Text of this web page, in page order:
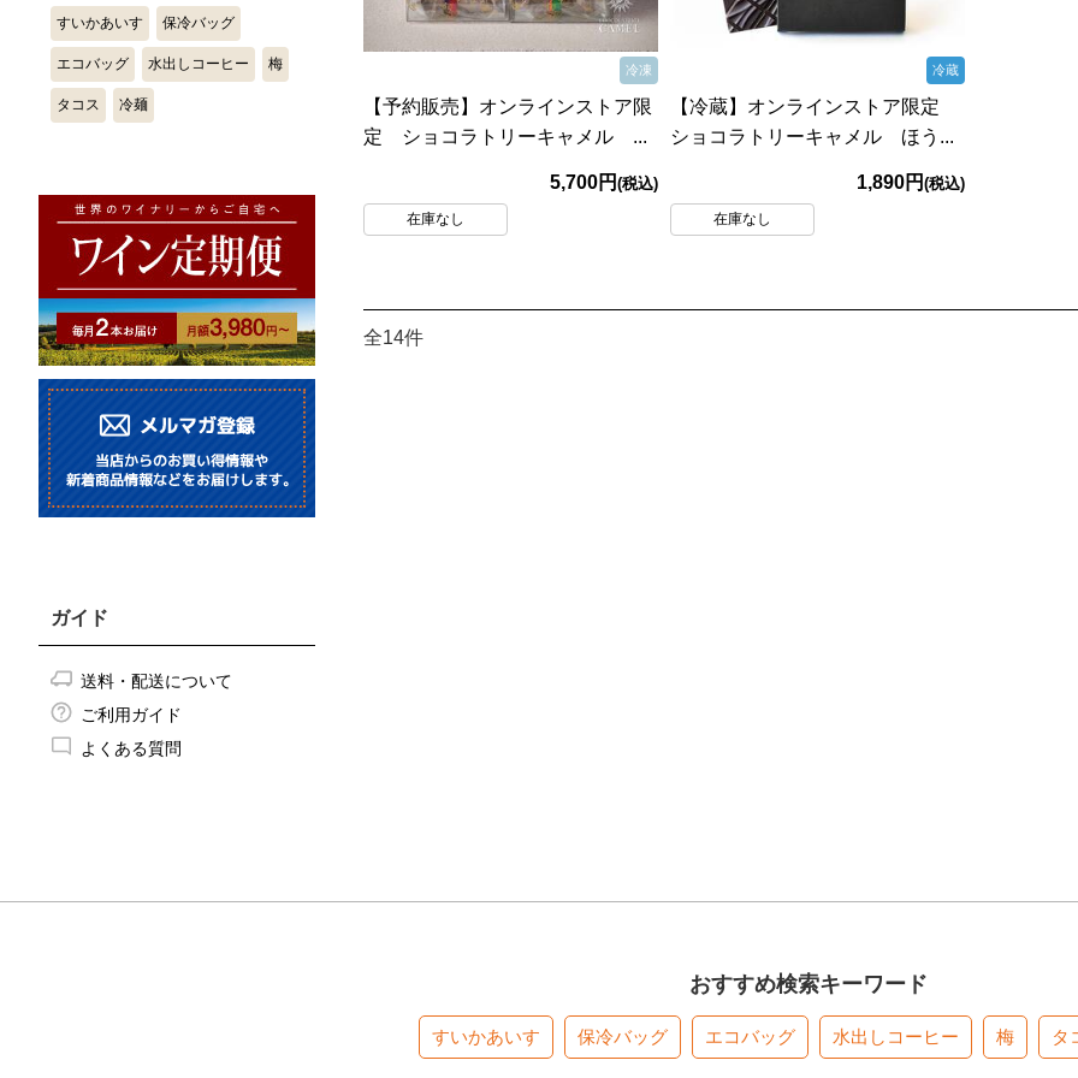
冷凍
【予約販売】オンラインストア限
定 ショコラトリーキャメル ...
5,700円 (税込)
在庫なし
冷蔵
【冷蔵】オンラインストア限定
ショコラトリーキャメル ほう...
1,890円 (税込)
在庫なし
全14件
すいかあいす 保冷バッグ
エコバッグ 水出しコーヒー 梅
タコス 冷麺
ガイド
送料・配送について
ご利用ガイド
よくある質問
おすすめ検索キーワード
すいかあいす 保冷バッグ エコバッグ 水出しコーヒー 梅 タ